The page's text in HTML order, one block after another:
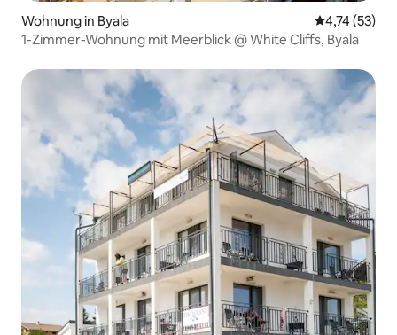
Wohnung in Byala
4,74 (53)
1-Zimmer-Wohnung mit Meerblick @ White Cliffs, Byala